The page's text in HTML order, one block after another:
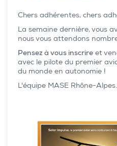
Chers adhérentes, chers
La semaine dernière, vous
nous vous attendons
Pensez à vous inscrire et
avec le pilote du premier
du monde en autonomie !
L'équipe MASE Rhône-Alpes.